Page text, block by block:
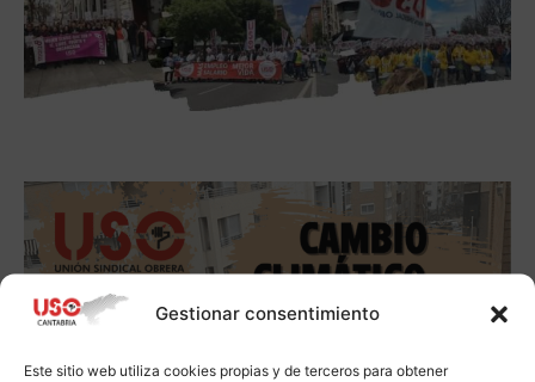
Gestionar consentimiento
Este sitio web utiliza cookies propias y de terceros para obtener